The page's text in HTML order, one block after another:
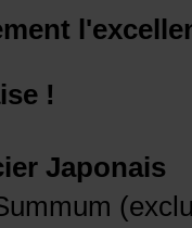
!
Japonais